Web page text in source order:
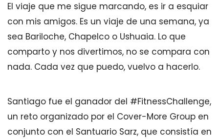
El viaje que me sigue marcando, es ir a esquiar
con mis amigos. Es un viaje de una semana, ya
sea Bariloche, Chapelco o Ushuaia. Lo que
comparto y nos divertimos, no se compara con
nada. Cada vez que puedo, vuelvo a hacerlo.
Santiago fue el ganador del #FitnessChallenge,
un reto organizado por el Cover-More Group en
conjunto con el Santuario Sarz, que consistía en